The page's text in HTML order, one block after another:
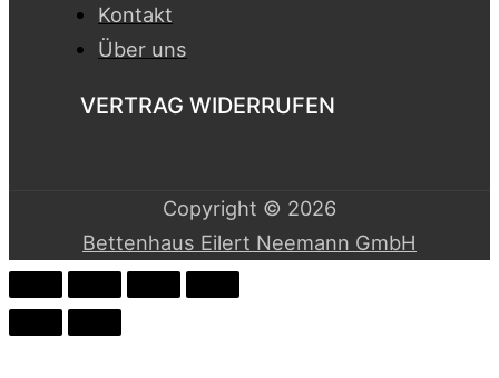
Kontakt
Über uns
VERTRAG WIDERRUFEN
Copyright © 2026
Bettenhaus Eilert Neemann GmbH